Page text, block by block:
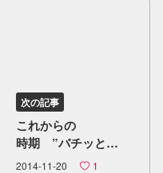
次の記事
これからの​
時期 ”バチッと​
痛い”静電気
2014-11-20 1